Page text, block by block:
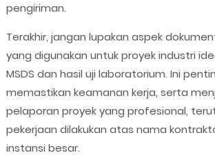
pengiriman.
Terakhir, jangan lupakan aspek
yang digunakan untuk proyek industri
MSDS dan hasil uji laboratorium. Ini
memastikan keamanan kerja, serta
pelaporan proyek yang profesional,
pekerjaan dilakukan atas nama
instansi besar.